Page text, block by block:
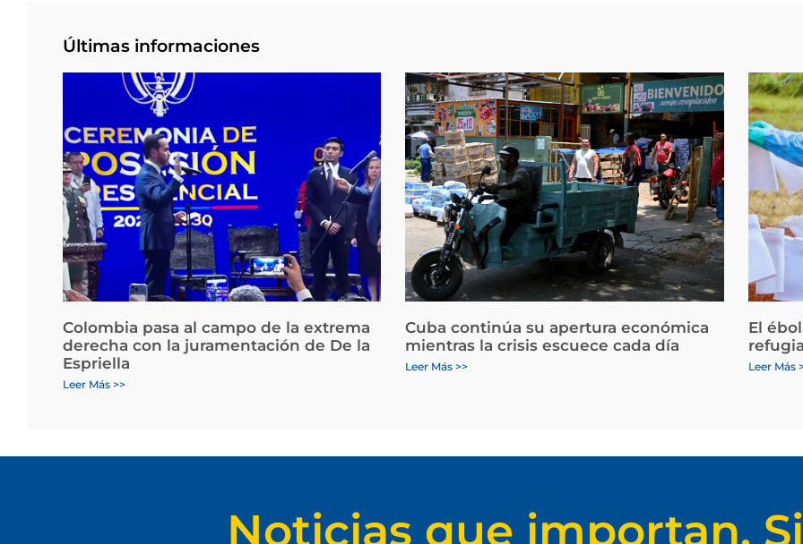
Últimas informaciones
Colombia pasa al campo de la extrema
derecha con la juramentación de De la
Espriella
Leer Más >>
Cuba continúa su apertura económica
mientras la crisis escuece cada día
Leer Más >>
El
Leer Más
Noticias que importan.